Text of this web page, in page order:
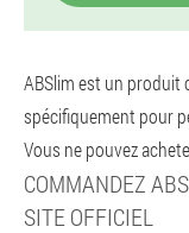
ABSlim est un
spécifiquement pour
Vous ne pouvez
COMMANDEZ
SITE OFFICIEL